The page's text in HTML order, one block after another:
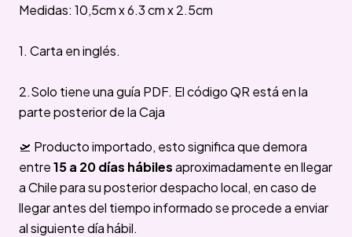
Medidas: 10,5cm x 6.3 cm x 2.5cm
1. Carta en inglés.
2.Solo tiene una guía PDF. El código QR está en la
parte posterior de la Caja
🛫 Producto importado, esto significa que demora
entre15 a 20 días hábilesaproximadamente en llegar
a Chile para su posterior despacho local, en caso de
llegar antes del tiempo informado se procede a enviar
al siguiente día hábil.